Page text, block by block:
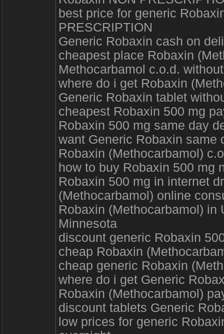
best price for generic
PRESCRIPTION
Generic Robaxin cash on
cheapest place Robaxin
Methocarbamol c.o.d.
where do i get Robaxin
Generic Robaxin tablet
cheapest Robaxin 500 mg
Robaxin 500 mg same day
want Generic Robaxin same
Robaxin (Methocarbamol)
how to buy Robaxin 500 mg
Robaxin 500 mg in internet
(Methocarbamol) online
Robaxin (Methocarbamol) in
Minnesota
discount generic Robaxin
cheap Robaxin
cheap generic Robaxin
where do i get Generic
Robaxin (Methocarbamol)
discount tablets Generic
low prices for generic